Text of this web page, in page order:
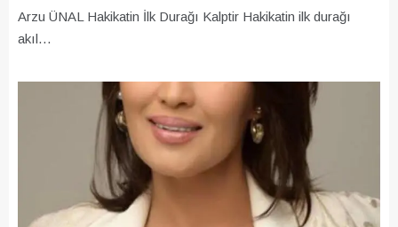
Arzu ÜNAL Hakikatin İlk Durağı Kalptir Hakikatin ilk durağı
akıl…